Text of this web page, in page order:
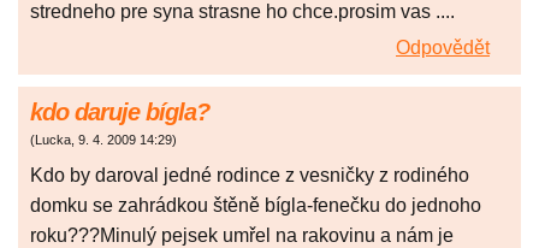
stredneho pre syna strasne ho chce.prosim vas ....
Odpovědět
kdo daruje bígla?
(Lucka, 9. 4. 2009 14:29)
Kdo by daroval jedné rodince z vesničky z rodiného
domku se zahrádkou štěně bígla-fenečku do jednoho
roku???Minulý pejsek umřel na rakovinu a nám je